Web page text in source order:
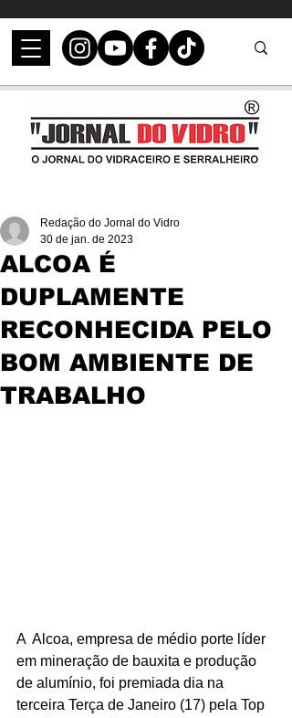
ALCOA É
DUPLAMENTE
RECONHECIDA PELO
BOM AMBIENTE DE
TRABALHO
Redação do Jornal do Vidro
30 de jan. de 2023
A  Alcoa, empresa de médio porte líder
em mineração de bauxita e produção
de alumínio, foi premiada dia na
terceira Terça de Janeiro (17) pela Top